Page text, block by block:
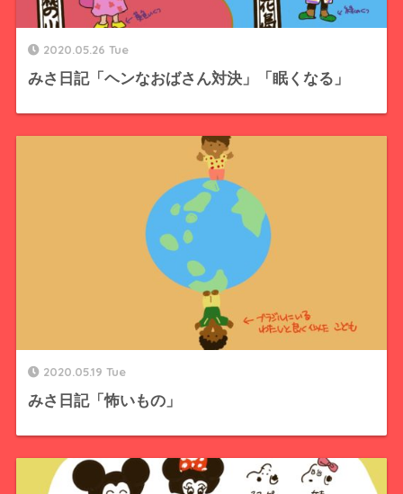
2020.05.26 Tue
みさ日記「ヘンなおばさん対決」「眠くなる」
2020.05.19 Tue
みさ日記「怖いもの」